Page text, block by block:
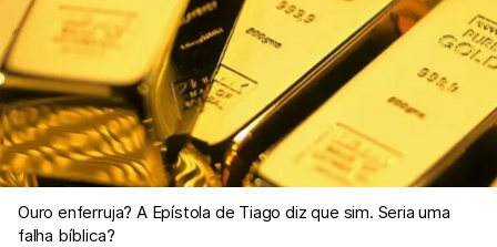
Ouro enferruja? A Epístola de Tiago diz que sim. Seria uma
falha bíblica?